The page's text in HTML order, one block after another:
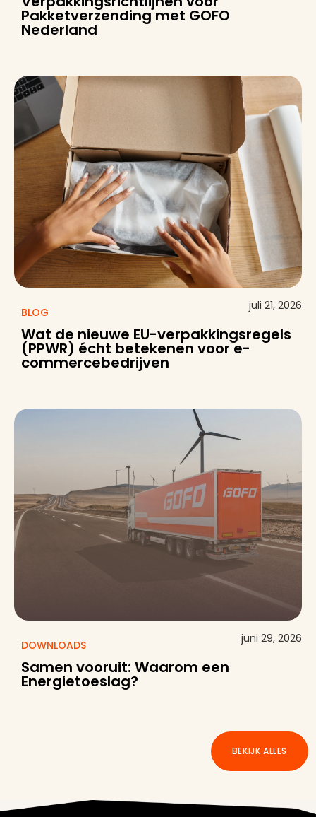
Pakketverzending met GOFO
Nederland
BLOG juli 21, 2026
Wat de nieuwe EU-verpakkingsregels
(PPWR) écht betekenen voor e-
commercebedrijven
DOWNLOADS juni 29, 2026
Samen vooruit: Waarom een
Energietoeslag?
BEKIJK ALLES